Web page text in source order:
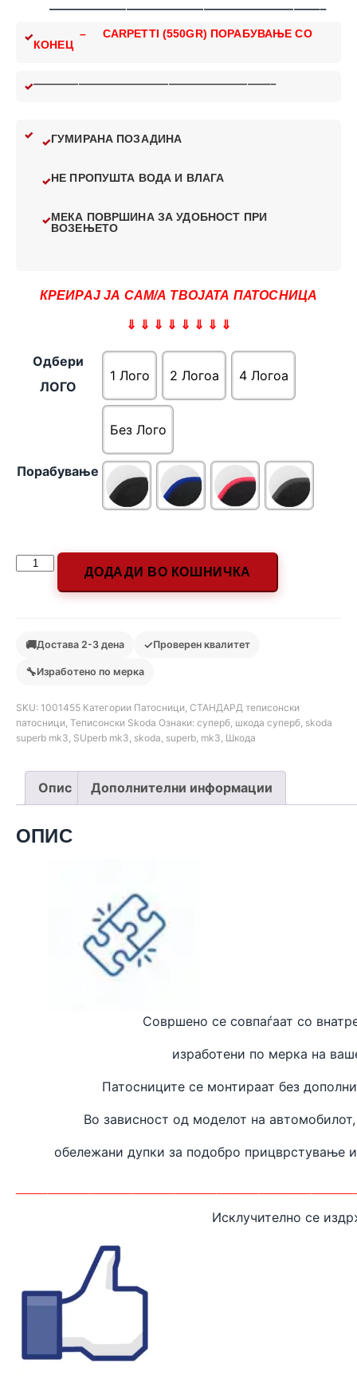
—————————————————————–
– CARPETTI (550GR) ПОРАБУВАЊЕ СО
КОНЕЦ
—————————————————————–
ГУМИРАНА ПОЗАДИНА
НЕ ПРОПУШТА ВОДА И ВЛАГА
МЕКА ПОВРШИНА ЗА УДОБНОСТ ПРИ
ВОЗЕЊЕТО
КРЕИРАЈ ЈА САМ/А ТВОЈАТА ПАТОСНИЦА
⇓ ⇓ ⇓ ⇓ ⇓ ⇓ ⇓ ⇓
Одбери
ЛОГО
1 Лого 2 Логоa 4 Логоa
Без Лого
Порабување
ДОДАДИ ВО КОШНИЧКА
🚚Достава 2-3 дена ✓Проверен квалитет
🔧Изработено по мерка
SKU: 1001455 Категории Патосници, СТАНДАРД теписонски
патосници, Теписонски Skoda Ознаки: суперб, шкода суперб, skoda
superb mk3, SUperb mk3, skoda, superb, mk3, Шкода
Опис Дополнителни информации
ОПИС
Совршено се совпаѓаат со
изработени по мерка на
Патосниците се монтираат без
Во зависност од моделот на
обележани дупки за подобро прицврстување
Исклучително се